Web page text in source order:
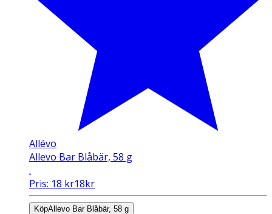
Allévo
Allevo Bar Blåbär, 58 g
.
Pris: 18 kr18kr
KöpAllevo Bar Blåbär, 58 g